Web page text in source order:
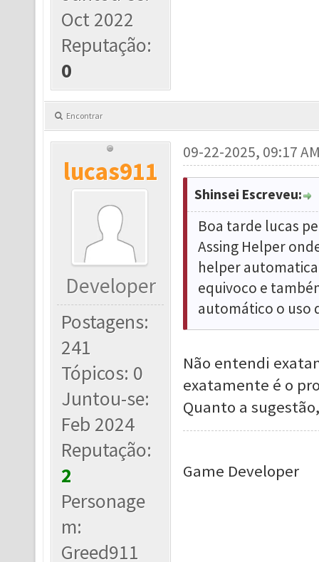
Oct 2022
Reputação:
0
Encontrar
lucas911
Developer
Postagens:
241
Tópicos: 0
Juntou-se:
Feb 2024
Reputação:
2
Personage
m:
Greed911
09-22-2025, 09:17
Shinsei Escreveu:
Boa tarde lucas
Assing Helper
helper
equivoco e
automático o uso
Não entendi
exatamente é o
Quanto a
Game Developer